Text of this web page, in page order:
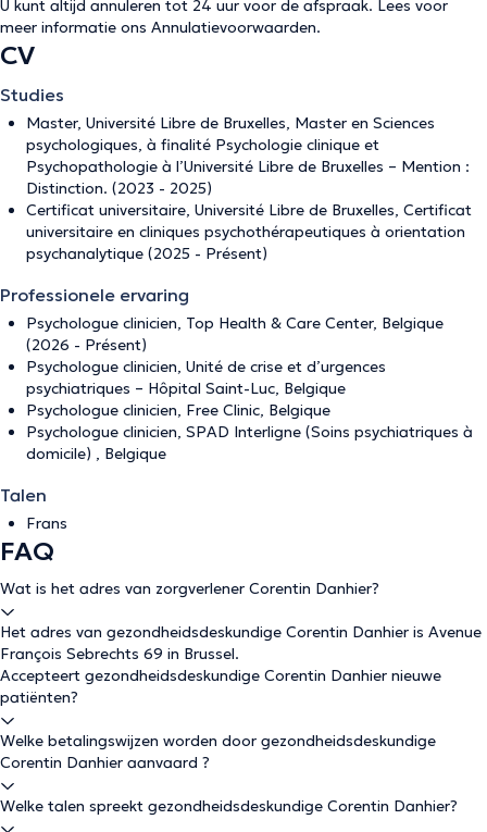
U kunt altijd annuleren tot 24 uur voor de afspraak. Lees voor
meer informatie ons Annulatievoorwaarden.
CV
Studies
Master, Université Libre de Bruxelles, Master en Sciences
psychologiques, à finalité Psychologie clinique et
Psychopathologie à l’Université Libre de Bruxelles – Mention :
Distinction. (2023 - 2025)
Certificat universitaire, Université Libre de Bruxelles, Certificat
universitaire en cliniques psychothérapeutiques à orientation
psychanalytique (2025 - Présent)
Professionele ervaring
Psychologue clinicien, Top Health & Care Center, Belgique
(2026 - Présent)
Psychologue clinicien, Unité de crise et d’urgences
psychiatriques – Hôpital Saint-Luc, Belgique
Psychologue clinicien, Free Clinic, Belgique
Psychologue clinicien, SPAD Interligne (Soins psychiatriques à
domicile) , Belgique
Talen
Frans
FAQ
Wat is het adres van zorgverlener Corentin Danhier?
Het adres van gezondheidsdeskundige Corentin Danhier is Avenue
François Sebrechts 69 in Brussel.
Accepteert gezondheidsdeskundige Corentin Danhier nieuwe
patiënten?
Welke betalingswijzen worden door gezondheidsdeskundige
Corentin Danhier aanvaard ?
Welke talen spreekt gezondheidsdeskundige Corentin Danhier?